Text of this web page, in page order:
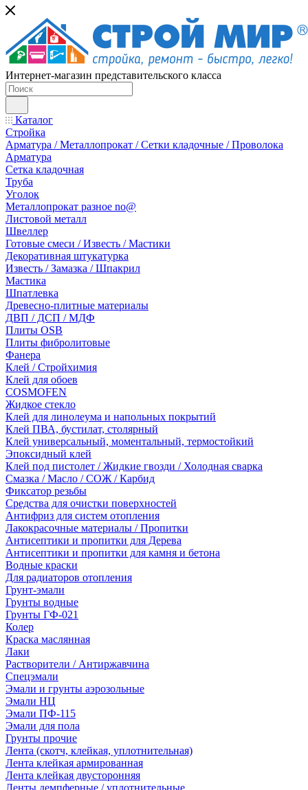
Интернет-магазин представительского класса
Каталог
Стройка
Арматура / Металлопрокат / Сетки кладочные / Проволока
Арматура
Сетка кладочная
Труба
Уголок
Металлопрокат разное no@
Листовой металл
Швеллер
Готовые смеси / Известь / Мастики
Декоративная штукатурка
Известь / Замазка / Шпакрил
Мастика
Шпатлевка
Древесно-плитные материалы
ДВП / ДСП / МДФ
Плиты OSB
Плиты фибролитовые
Фанера
Клей / Стройхимия
Клей для обоев
COSMOFEN
Жидкое стекло
Клей для линолеума и напольных покрытий
Клей ПВА, бустилат, столярный
Клей универсальный, моментальный, термостойкий
Эпоксидный клей
Клей под пистолет / Жидкие гвозди / Холодная сварка
Смазка / Масло / СОЖ / Карбид
Фиксатор резьбы
Средства для очистки поверхностей
Антифриз для систем отопления
Лакокрасочные материалы / Пропитки
Антисептики и пропитки для Дерева
Антисептики и пропитки для камня и бетона
Водные краски
Для радиаторов отопления
Грунт-эмали
Грунты водные
Грунты ГФ-021
Колер
Краска маслянная
Лаки
Растворители / Антиржавчина
Спецэмали
Эмали и грунты аэрозольные
Эмали НЦ
Эмали ПФ-115
Эмали для пола
Грунты прочие
Лента (скотч, клейкая, уплотнительная)
Лента клейкая армированная
Лента клейкая двусторонняя
Ленты демпферные / уплотнительные